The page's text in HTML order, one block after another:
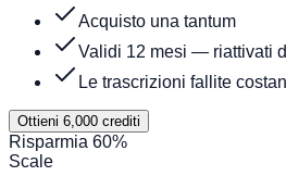
Acquisto una tantum
Validi 12 mesi — riattivati
Le trascrizioni fallite
Ottieni 6,000 crediti
Risparmia 60%
Scale